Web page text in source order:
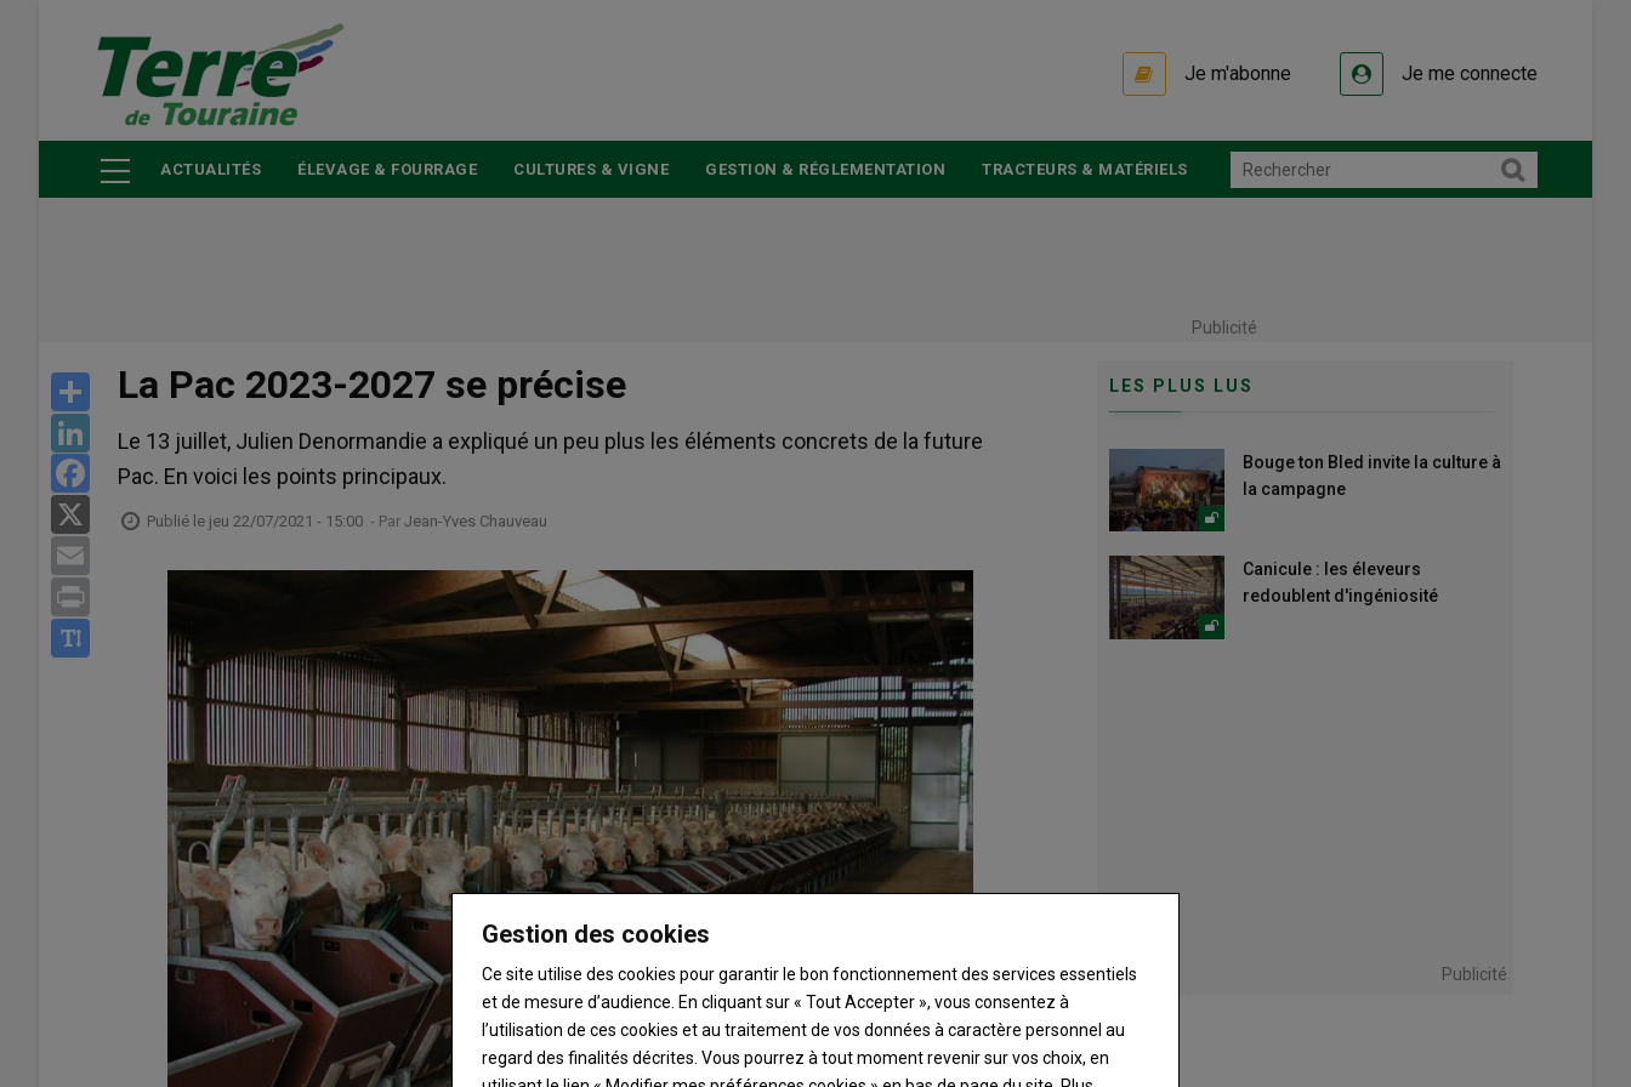
principal
Je m'abonne Je me connecte
ACTUALITÉS ÉLEVAGE & FOURRAGE CULTURES & VIGNE GESTION & RÉGLEMENTATION TRACTEURS & MATÉRIELS
Publicité
Share
LinkedIn
Facebook
La Pac 2023-2027 se précise
Le 13 juillet, Julien Denormandie a expliqué un peu plus les éléments concrets de la future
Pac. En voici les points principaux.
Publié le jeu 22/07/2021 - 15:00 - Par Jean-Yves Chauveau
LES PLUS LUS
Bouge ton Bled invite la culture à
la campagne
Canicule : les éleveurs
redoublent d'ingéniosité
Publicité
Gestion des cookies
Ce site utilise des cookies pour garantir le bon fonctionnement des services essentiels
et de mesure d’audience. En cliquant sur « Tout Accepter », vous consentez à
l’utilisation de ces cookies et au traitement de vos données à caractère personnel au
regard des finalités décrites. Vous pourrez à tout moment revenir sur vos choix, en